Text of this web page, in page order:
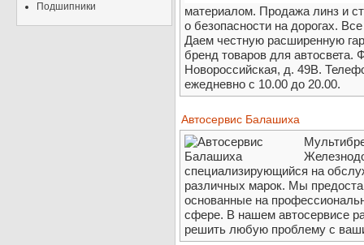
Подшипники
материалом. Продажа линз и
о безопасности на дорогах.
Даем честную расширенную
бренд товаров для автосвета.
Новороссийская, д. 49В.
ежедневно с 10.00 до 20.00.
Автосервис Балашиха
специализирующийся на
различных марок. Мы
основанные на
сфере. В нашем автосервисе
решить любую проблему с